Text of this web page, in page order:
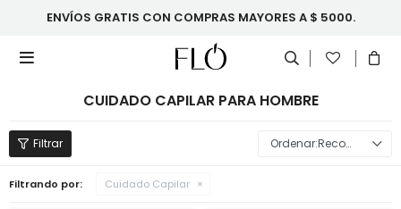
ENVÍOS GRATIS CON COMPRAS MAYORES A $ 5000.

CUIDADO CAPILAR PARA HOMBRE
Recomendados
Filtrando por: Cuidado Capilar